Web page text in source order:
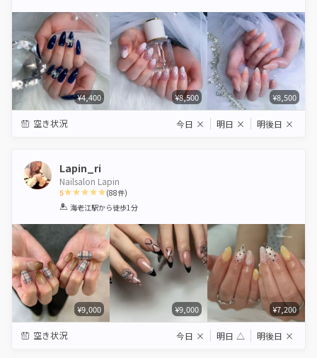
¥4,400 ¥8,500 ¥8,500
空き状況 今日 × 明日 × 明後日 ×
Lapin_ri
Nailsalon Lapin
5
1 2 3 4 5
(88件)
海老江駅から徒歩1分
¥9,000 ¥9,000 ¥7,200
空き状況 今日 × 明日 △ 明後日 ×